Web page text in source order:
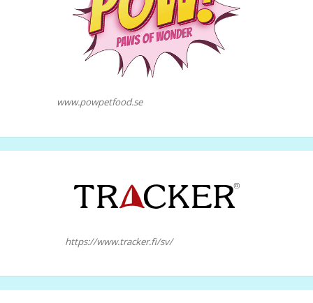
www.powpetfood.se
https://www.tracker.fi/sv/